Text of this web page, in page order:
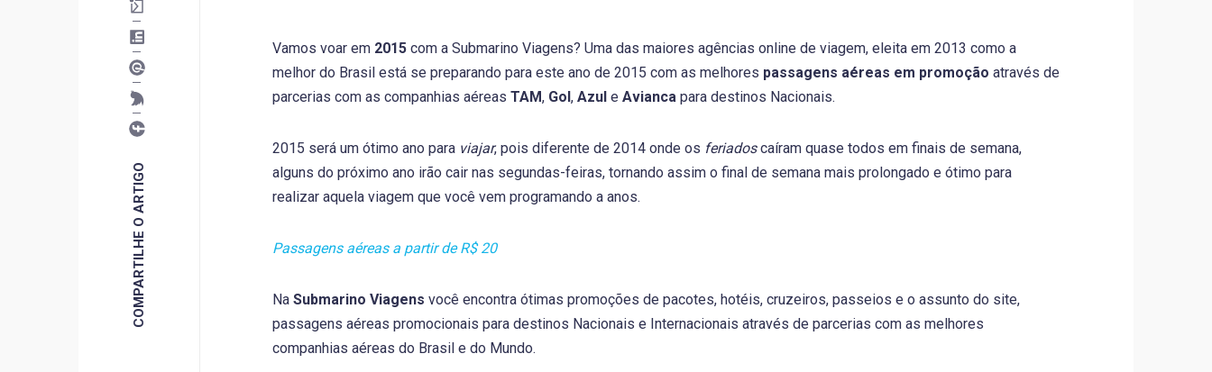
COMPARTILHE O ARTIGO
Vamos voar em 2015com a Submarino Viagens? Uma das maiores agências online de viagem, eleita em 2013 como a
melhor do Brasil está se preparando para este ano de 2015 com as melhores passagens aéreas em promoção através de
parcerias com as companhias aéreas TAM, Gol, Azule Aviancapara destinos Nacionais.
2015 será um ótimo ano para viajar, pois diferente de 2014 onde os feriadoscaíram quase todos em finais de semana,
alguns do próximo ano irão cair nas segundas-feiras, tornando assim o final de semana mais prolongado e ótimo para
realizar aquela viagem que você vem programando a anos.
Passagens aéreas a partir de R$ 20
Na Submarino Viagens você encontra ótimas promoções de pacotes, hotéis, cruzeiros, passeios e o assunto do site,
passagens aéreas promocionais para destinos Nacionais e Internacionais através de parcerias com as melhores
companhias aéreas do Brasil e do Mundo.